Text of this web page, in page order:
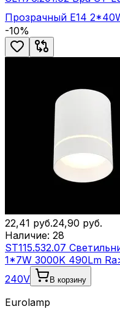
Прозрачный E14
-10%
22,41 руб.24,90 руб.
Наличие: 28
ST115.532.07
1*7W 3000K 490Lm
240V
В корзину
Eurolamp